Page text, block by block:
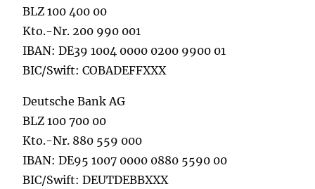
BLZ 100 400 00
Kto.-Nr. 200 990 001
IBAN: DE39 1004 0000 0200 9900 01
BIC/Swift: COBADEFFXXX
Deutsche Bank AG
BLZ 100 700 00
Kto.-Nr. 880 559 000
IBAN: DE95 1007 0000 0880 5590 00
BIC/Swift: DEUTDEBBXXX